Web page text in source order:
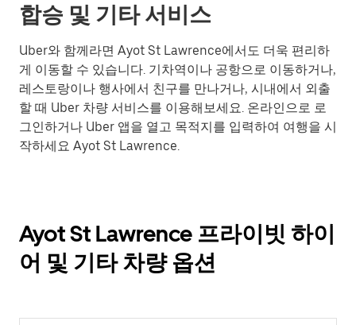
합승 및 기타 서비스
Uber와 함께라면 Ayot St Lawrence에서도 더욱 편리하
게 이동할 수 있습니다. 기차역이나 공항으로 이동하거나,
레스토랑이나 행사에서 친구를 만나거나, 시내에서 외출
할 때 Uber 차량 서비스를 이용해보세요. 온라인으로 로
그인하거나 Uber 앱을 열고 목적지를 입력하여 여행을 시
작하세요 Ayot St Lawrence.
Ayot St Lawrence 프라이빗 하이
어 및 기타 차량 옵션